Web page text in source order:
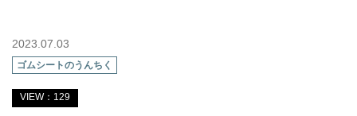
2023.07.03
ゴムシートのうんちく
VIEW：129